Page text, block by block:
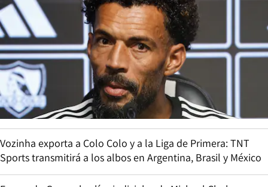
Vozinha exporta a Colo Colo y a la Liga de Primera: TNT
Sports transmitirá a los albos en Argentina, Brasil y México